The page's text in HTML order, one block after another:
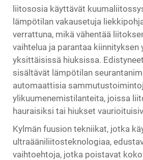
liitososia käyttävät
lämpötilan vakausetuja
verrattuna, mikä vähentää
vaihtelua ja parantaa kiinnityksen
yksittäisissä hiuksissa.
sisältävät lämpötilan
automaattisia
ylikuumenemistilanteita, joissa
hauraisiksi tai hiukset
Kylmän fuusion tekniikat, jotka
ultraääniliitosteknologiaa,
vaihtoehtoja, jotka poistavat